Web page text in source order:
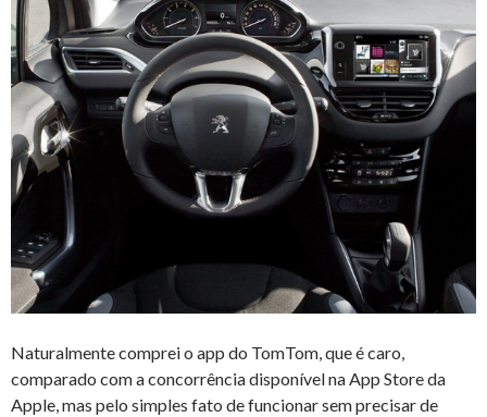
Naturalmente comprei o app do TomTom, que é caro,
comparado com a concorrência disponível na App Store da
Apple, mas pelo simples fato de funcionar sem precisar de